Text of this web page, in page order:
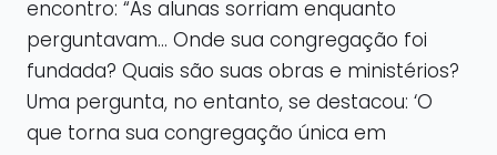
encontro: “As alunas sorriam enquanto
perguntavam… Onde sua congregação foi
fundada? Quais são suas obras e ministérios?
Uma pergunta, no entanto, se destacou: ‘O
que torna sua congregação única em